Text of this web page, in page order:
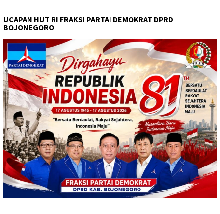
UCAPAN HUT RI FRAKSI PARTAI DEMOKRAT DPRD
BOJONEGORO